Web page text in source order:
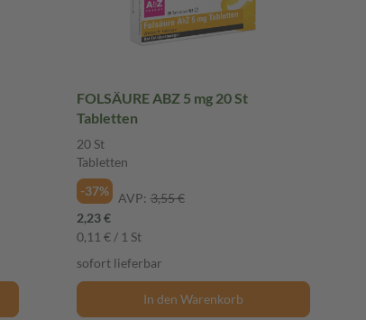
FOLSÄURE ABZ 5 mg 20 St
Tabletten
20 St
Tabletten
-37%
AVP: 3,55 €
2,23 €
0,11 € / 1 St
sofort lieferbar
In den Warenkorb